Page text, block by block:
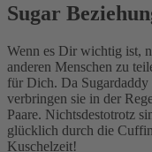
Sugar
Wenn es Dir wichtig ist,
anderen Menschen zu
für Dich. Da
verbringen sie in der
Paare. Nichtsdestotrotz
glücklich durch die
Kuschelzeit!